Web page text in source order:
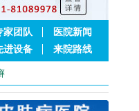
家团队
医院新闻
进设备 来院路线